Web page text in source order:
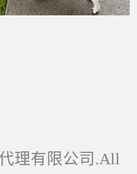
理有限公司.All